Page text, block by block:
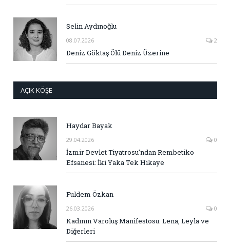
Selin Aydınoğlu
08.07.2026 2
Deniz Göktaş Ölü Deniz Üzerine
AÇIK KÖŞE
Haydar Bayak
29.04.2026 0
İzmir Devlet Tiyatrosu’ndan Rembetiko
Efsanesi: İki Yaka Tek Hikaye
Fuldem Özkan
26.03.2026 0
Kadının Varoluş Manifestosu: Lena, Leyla ve
Diğerleri